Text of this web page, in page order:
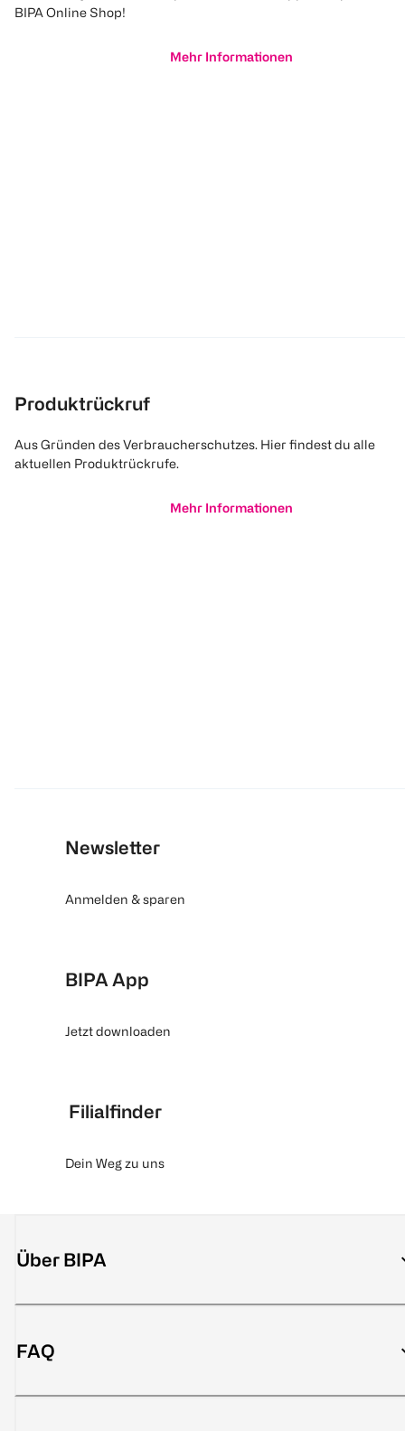
BIPA Online Shop!
Mehr Informationen
Produktrückruf
Aus Gründen des Verbraucherschutzes. Hier findest du alle
aktuellen Produktrückrufe.
Mehr Informationen
Newsletter
Anmelden & sparen
BIPA App
Jetzt downloaden
Filialfinder
Dein Weg zu uns
Über BIPA
FAQ